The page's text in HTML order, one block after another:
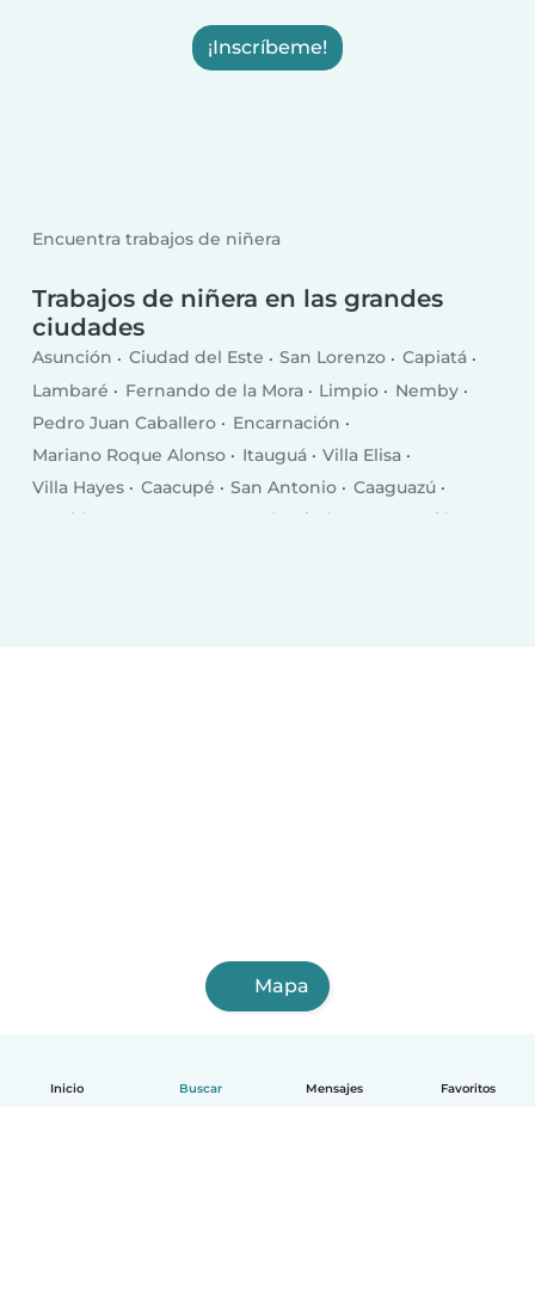
Inicio Buscar Mensajes Favoritos
¡Inscríbeme!
Encuentra trabajos de niñera
Trabajos de niñera en las grandes
ciudades
Asunción Ciudad del Este San Lorenzo
Capiatá
Lambaré
Fernando de la Mora Limpio
Nemby
Pedro Juan Caballero
Encarnación
Mariano Roque Alonso
Itauguá
Villa Elisa
Villa Hayes
Caacupé San Antonio
Caaguazú
Presidente Franco
Coronel Oviedo
Concepción
Mapa